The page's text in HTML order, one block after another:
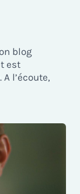
blog
est
l’écoute,